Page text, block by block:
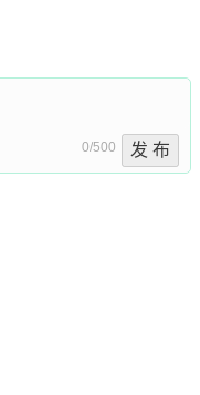
0/500 发 布